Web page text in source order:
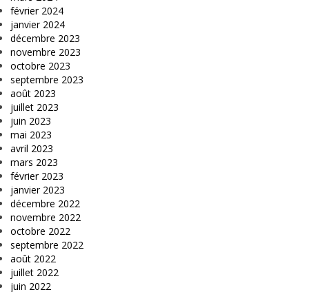
février 2024
janvier 2024
décembre 2023
novembre 2023
octobre 2023
septembre 2023
août 2023
juillet 2023
juin 2023
mai 2023
avril 2023
mars 2023
février 2023
janvier 2023
décembre 2022
novembre 2022
octobre 2022
septembre 2022
août 2022
juillet 2022
juin 2022